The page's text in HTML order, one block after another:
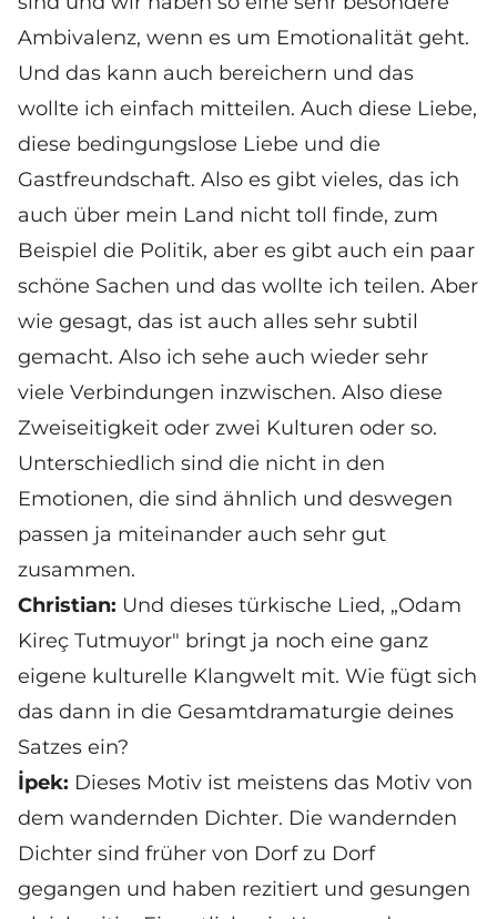
Ambivalenz, wenn es um Emotionalität geht.
Und das kann auch bereichern und das
wollte ich einfach mitteilen. Auch diese Liebe,
diese bedingungslose Liebe und die
Gastfreundschaft. Also es gibt vieles, das ich
auch über mein Land nicht toll finde, zum
Beispiel die Politik, aber es gibt auch ein paar
schöne Sachen und das wollte ich teilen. Aber
wie gesagt, das ist auch alles sehr subtil
gemacht. Also ich sehe auch wieder sehr
viele Verbindungen inzwischen. Also diese
Zweiseitigkeit oder zwei Kulturen oder so.
Unterschiedlich sind die nicht in den
Emotionen, die sind ähnlich und deswegen
passen ja miteinander auch sehr gut
zusammen.
Christian: Und dieses türkische Lied, „Odam
Kireç Tutmuyor" bringt ja noch eine ganz
eigene kulturelle Klangwelt mit. Wie fügt sich
das dann in die Gesamtdramaturgie deines
Satzes ein?
İpek: Dieses Motiv ist meistens das Motiv von
dem wandernden Dichter. Die wandernden
Dichter sind früher von Dorf zu Dorf
gegangen und haben rezitiert und gesungen